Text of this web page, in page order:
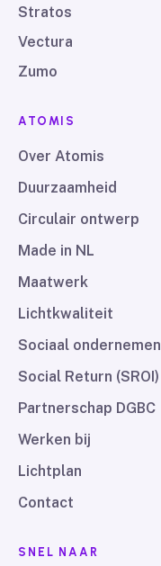
Stratos
Vectura
Zumo
ATOMIS
Over Atomis
Duurzaamheid
Circulair ontwerp
Made in NL
Maatwerk
Lichtkwaliteit
Sociaal ondernemen
Social Return (SROI)
Partnerschap DGBC
Werken bij
Lichtplan
Contact
SNEL NAAR